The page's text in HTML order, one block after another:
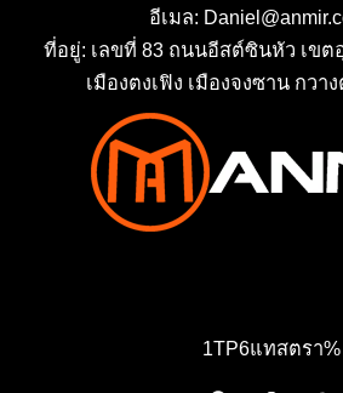
อีเมล:
ที่อยู่: เลขที่ 83 ถนนอีสต์ซินหัว เขต
เมืองตงเฟิง เมืองจงซาน กวา
1TP6แทสตรา%